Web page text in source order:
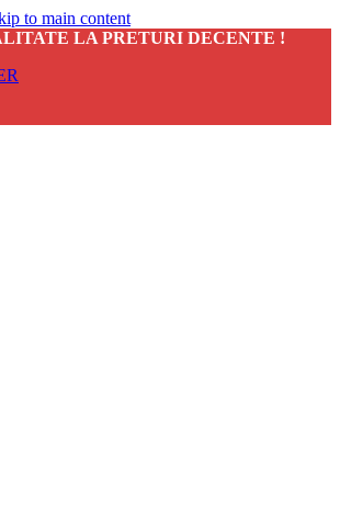
to main content
LA PRETURI DECENTE !